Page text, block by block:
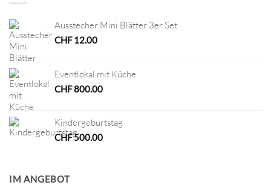
Ausstecher Mini Blätter 3er Set
CHF12.00
Eventlokal mit Küche
CHF800.00
Kindergeburtstag
CHF500.00
IM ANGEBOT